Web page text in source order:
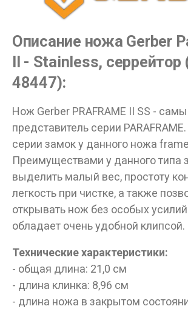
Описание ножа Gerber
II - Stainless, серрейтор
48447):
Нож Gerber PRAFRAME II SS -
представитель серии
серии замок у данного ножа
Преимуществами у данного типа
выделить малый вес, простоту
легкость при чистке, а также
открывать нож без особых
обладает очень удобной клипсой.
Технические характеристики:
- общая длина: 21,0 см
- длина клинка: 8,96 см
- длина ножа в закрытом
Данные товары
достигшим 18 лет!
Вам исполнилось 18
ДА НЕТ